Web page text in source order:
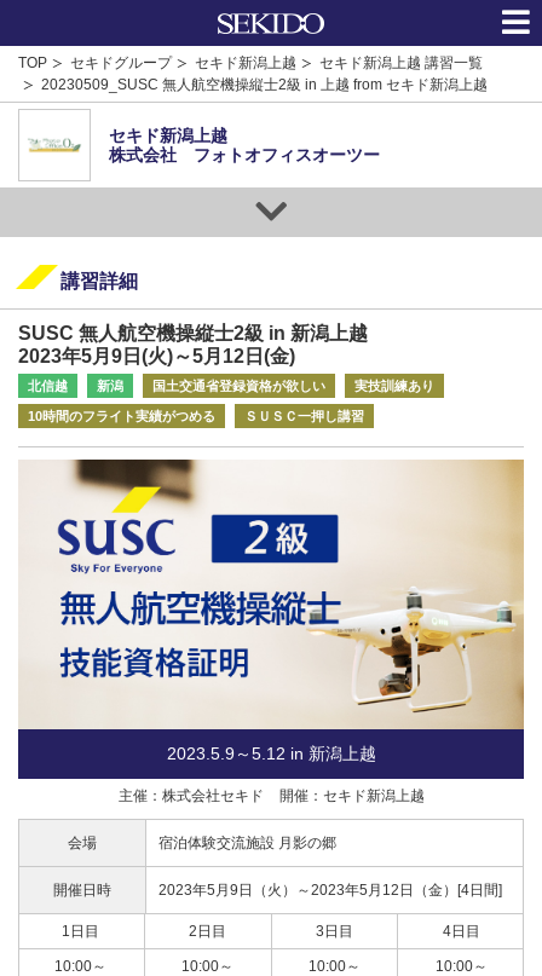
TOP セキドグループ セキド新潟上越
セキド新潟上越 講習一覧
20230509_SUSC 無人航空機操縦士2級 in 上越 from セキド新潟上越
セキド新潟上越
株式会社 フォトオフィスオーツー
講習詳細
SUSC 無人航空機操縦士2級 in 新潟上越
2023年5月9日(火)～5月12日(金)
北信越 新潟 国土交通省登録資格が欲しい 実技訓練あり
10時間のフライト実績がつめる ＳＵＳＣ一押し講習
2023.5.9～5.12 in 新潟上越
主催：株式会社セキド 開催：セキド新潟上越
会場 宿泊体験交流施設 月影の郷
開催日時 2023年5月9日（火）～2023年5月12日（金）[4日間]
1日目
10:00～
2日目
10:00～
3日目
10:00～
4日目
10:00～